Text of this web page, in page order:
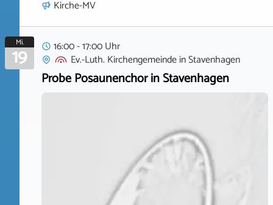
Kirche-MV
Mi.
19
16:00 - 17:00 Uhr
Ev.-Luth. KirchengemeindeinStavenhagen
Probe Posaunenchor in Stavenhagen